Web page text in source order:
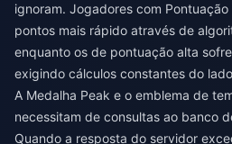
ignoram. Jogadores com
pontos mais rápido através de
enquanto os de pontuação alta
exigindo cálculos constantes do
A Medalha Peak e o emblema de
necessitam de consultas ao banco
Quando a resposta do servidor